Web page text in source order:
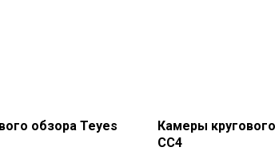
обзора Teyes
Камеры
CC4